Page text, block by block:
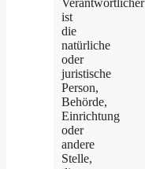
Verantwortlicher
ist
die
natürliche
oder
juristische
Person,
Behörde,
Einrichtung
oder
andere
Stelle,